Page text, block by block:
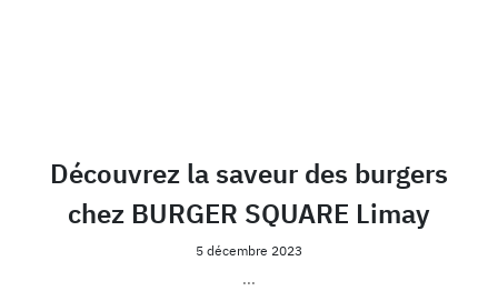
Découvrez la saveur des burgers
chez BURGER SQUARE Limay
5 décembre 2023
...